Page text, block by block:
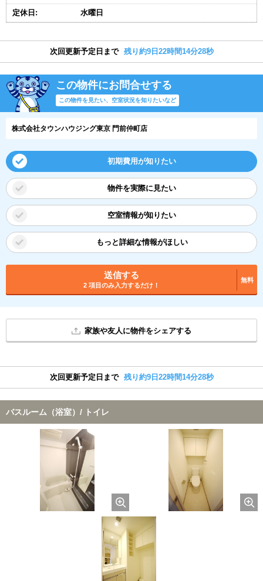
定休日: 水曜日
次回更新予定日まで 残り約9日22時間14分28秒
この物件にお問合せする
この物件を見たい、空室状況を知りたいなど
株式会社タウンハウジング東京 門前仲町店
初期費用が知りたい
物件を実際に見たい
空室情報が知りたい
もっと詳細な情報がほしい
送信する
2 項目のみ入力するだけ！
無料
家族や友人に物件をシェアする
次回更新予定日まで 残り約9日22時間14分28秒
バスルーム（浴室）/ トイレ